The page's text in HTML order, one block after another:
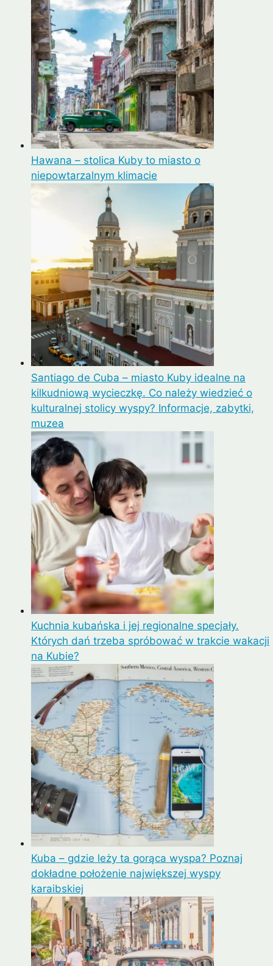
Hawana – stolica Kuby to miasto o
niepowtarzalnym klimacie
Santiago de Cuba – miasto Kuby idealne na
kilkudniową wycieczkę. Co należy wiedzieć o
kulturalnej stolicy wyspy? Informacje, zabytki,
muzea
Kuchnia kubańska i jej regionalne specjały.
Których dań trzeba spróbować w trakcie wakacji
na Kubie?
Kuba – gdzie leży ta gorąca wyspa? Poznaj
dokładne położenie największej wyspy
karaibskiej